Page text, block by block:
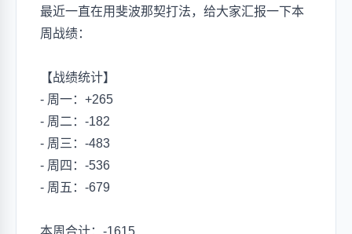
最近一直在用斐波那契打法，给大家汇报一下本
周战绩：
【战绩统计】
- 周一：+265
- 周二：-182
- 周三：-483
- 周四：-536
- 周五：-679
本周合计：-1615